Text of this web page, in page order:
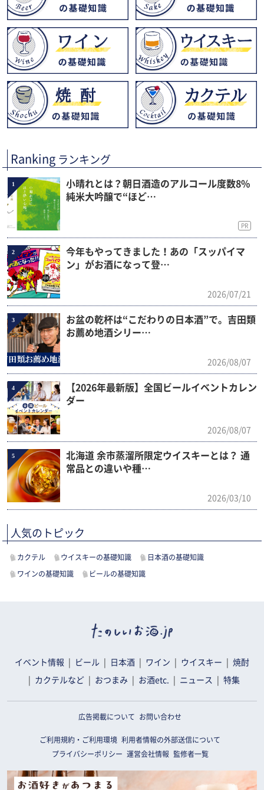
Ranking ランキング
1
小晴れとは？朝日酒造のアルコール度数8%
純米大吟醸で“ほど…
PR
2
今年もやってきました！あの「スッパイマ
ン」がお酒になって登…
2026/07/21
3
お盆の乾杯は“こだわりの日本酒”で。吉田類
お薦め地酒シリー…
2026/08/07
4
【2026年最新版】全国ビールイベントカレン
ダー
2026/08/07
5
北海道 余市蒸溜所限定ウイスキーとは？ 通
常品との違いや種…
2026/03/10
人気のトピック
カクテル ウイスキーの基礎知識 日本酒の基礎知識
ワインの基礎知識 ビールの基礎知識
イベント情報 ビール 日本酒 ワイン ウイスキー 焼酎
カクテルなど おつまみ お酒etc. ニュース 特集
広告掲載について お問い合わせ
ご利用規約・ご利用環境 利用者情報の外部送信について
プライバシーポリシー
運営会社情報 監修者一覧